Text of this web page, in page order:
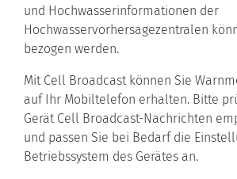
und Hochwasserinformationen der
Hochwasservorhersagezentralen
bezogen werden.
Mit Cell Broadcast können Sie
auf Ihr Mobiltelefon erhalten. Bitte
Gerät Cell Broadcast-Nachrichten
und passen Sie bei Bedarf die
Betriebssystem des Gerätes an.